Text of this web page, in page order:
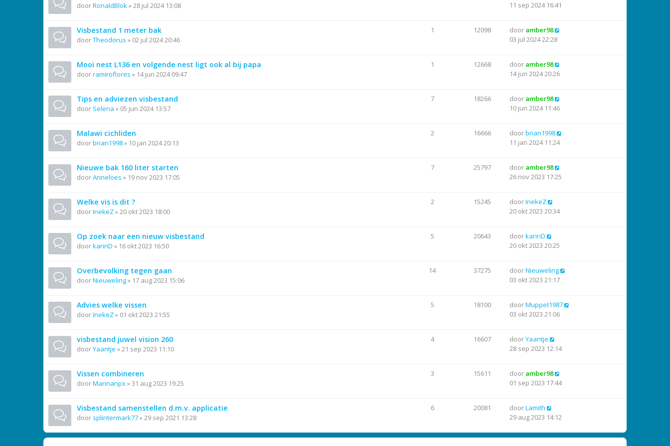
doorRonaldBlok»28 jul 2024 13:08
11 sep 2024 16:41
Visbestand 1 meter bak
doorTheodorus » 02 jul 2024 20:46
1 12098 door amber98
03 jul 2024 22:28
Mooi nest L136 en volgende nest ligt ook al bij papa
doorramiroflores » 14 jun 2024 09:47
1 12668 door amber98
14 jun 2024 20:26
Tips en adviezen visbestand
door Selena » 05 jun 2024 13:57
7 18266 door amber98
10 jun 2024 11:46
Malawi cichliden
doorbrian1998» 10 jan 2024 20:13
2 16666 doorbrian1998
11 jan 2024 11:24
Nieuwe bak 160 liter starten
doorAnneloes » 19 nov 2023 17:05
7 25797 door amber98
26 nov 2023 17:25
Welke vis is dit ?
doorInekeZ»20 okt 2023 18:00
2 15245 doorInekeZ
20 okt 2023 20:34
Op zoek naar een nieuw visbestand
doorkarinD » 16 okt 2023 16:50
5 20643 doorkarinD
20 okt 2023 20:25
Overbevolking tegen gaan
doorNieuweling» 17 aug 2023 15:06
14 37275 doorNieuweling
03 okt 2023 21:17
Advies welke vissen
doorInekeZ» 01 okt 2023 21:55
5 18100 doorMuppet1987
03 okt 2023 21:06
visbestand juwel vision 260
doorYaantje »21 sep 2023 11:10
4 16607 doorYaantje
28 sep 2023 12:14
Vissen combineren
doorMarinanpx»31 aug 2023 19:25
3 15611 door amber98
01 sep 2023 17:44
Visbestand samenstellen d.m.v. applicatie
door splintermark77»29 sep 2021 13:28
6 20081 doorLamith
29 aug 2023 14:12